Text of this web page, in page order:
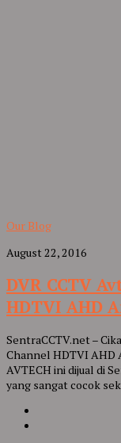
Our Blog
August 22, 2016
DVR CCTV
HDTVI AHD
SentraCCTV.net –
Channel HDTVI AHD
AVTECH ini dijual di
yang sangat cocok